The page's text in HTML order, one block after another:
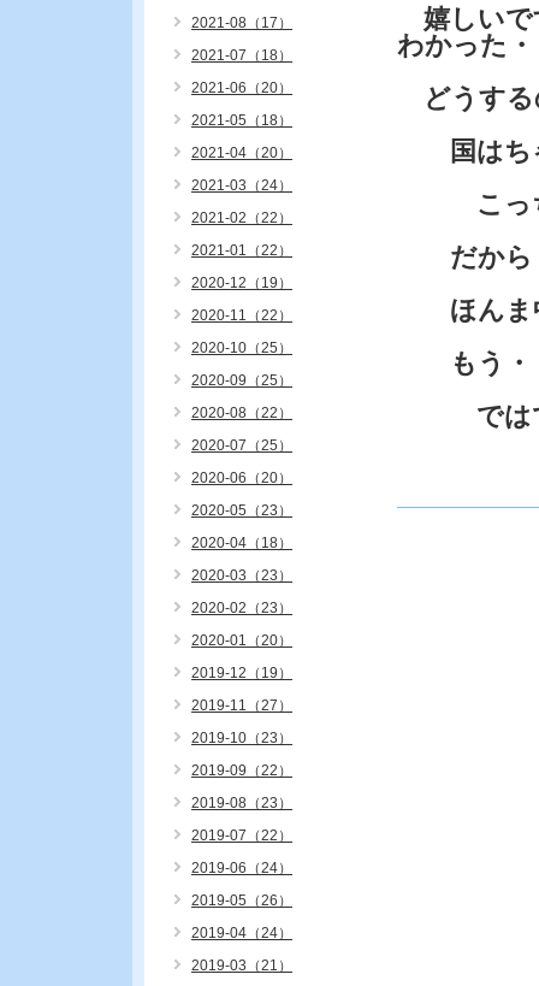
嬉しいで
わかった
どうする
国はちゃ
こっち
だから・
ほんま中
もう・
では
2021-08（17）
2021-07（18）
2021-06（20）
2021-05（18）
2021-04（20）
2021-03（24）
2021-02（22）
2021-01（22）
2020-12（19）
2020-11（22）
2020-10（25）
2020-09（25）
2020-08（22）
2020-07（25）
2020-06（20）
2020-05（23）
2020-04（18）
2020-03（23）
2020-02（23）
2020-01（20）
2019-12（19）
2019-11（27）
2019-10（23）
2019-09（22）
2019-08（23）
2019-07（22）
2019-06（24）
2019-05（26）
2019-04（24）
2019-03（21）